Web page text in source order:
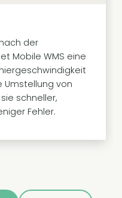
der
Mobile WMS eine
Umstellung von
schneller,
Fehler.